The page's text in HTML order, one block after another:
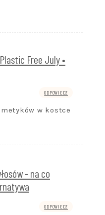
Free July •
ODPOWIEDZ
w kostce
- na co
ODPOWIEDZ